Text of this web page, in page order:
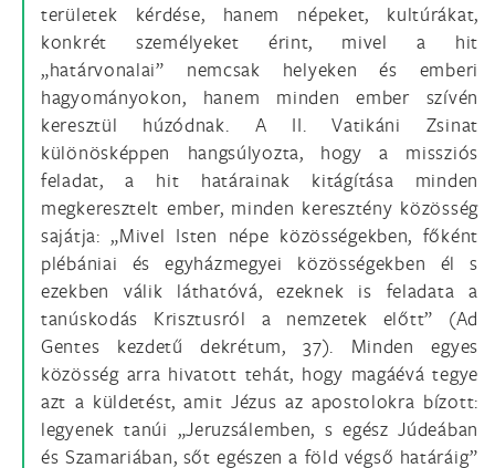
területek kérdése, hanem népeket, kultúrákat,
konkrét személyeket érint, mivel a hit
„határvonalai” nemcsak helyeken és emberi
hagyományokon, hanem minden ember szívén
keresztül húzódnak. A II. Vatikáni Zsinat
különösképpen hangsúlyozta, hogy a missziós
feladat, a hit határainak kitágítása minden
megkeresztelt ember, minden keresztény közösség
sajátja: „Mivel Isten népe közösségekben, főként
plébániai és egyházmegyei közösségekben él s
ezekben válik láthatóvá, ezeknek is feladata a
tanúskodás Krisztusról a nemzetek előtt” (Ad
Gentes kezdetű dekrétum, 37). Minden egyes
közösség arra hivatott tehát, hogy magáévá tegye
azt a küldetést, amit Jézus az apostolokra bízott:
legyenek tanúi „Jeruzsálemben, s egész Júdeában
és Szamariában, sőt egészen a föld végső határáig”